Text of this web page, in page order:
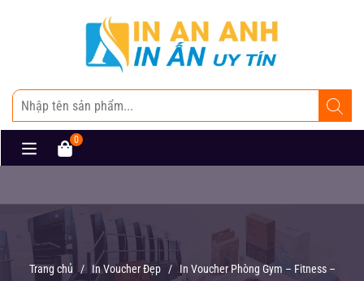
0
Trang chủ / In Voucher Đẹp /
In Voucher Phòng Gym – Fitness –